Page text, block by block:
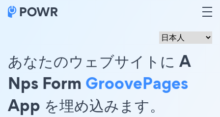
あなたのウェブサイトに A
Nps Form GroovePages
App を埋め込みます。